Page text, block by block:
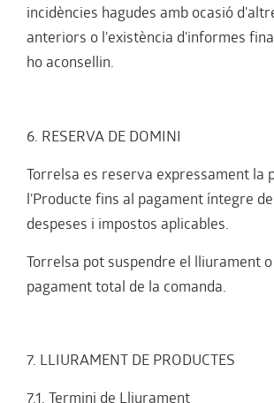
incidències hagudes amb ocasió
anteriors o l'existència d'informes
ho aconsellin.
6. RESERVA DE DOMINI
Torrelsa es reserva expressament la
l'Producte fins al pagament íntegre
despeses i impostos aplicables.
Torrelsa pot suspendre el lliurament
pagament total de la comanda.
7. LLIURAMENT DE PRODUCTES